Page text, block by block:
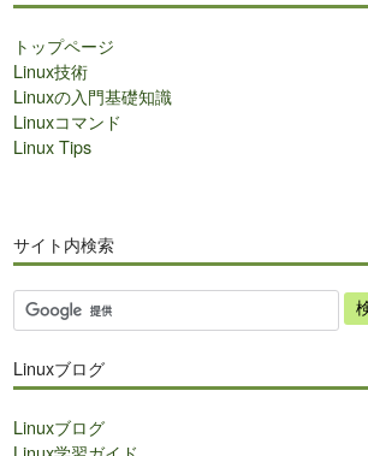
トップページ
Linux技術
Linuxの入門基礎知識
Linuxコマンド
Linux Tips
サイト内検索
サ
イ
内
索
Linuxブログ
Linuxブログ